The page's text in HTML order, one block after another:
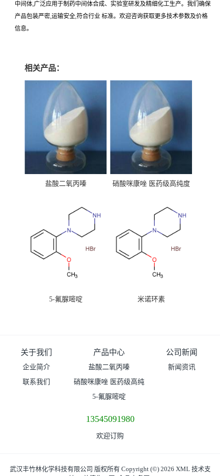
中间体,广泛应用于制药中间体合成、实验室研发及精细化工生产。我们确保
产品包装严密,运输安全,符合行业 标准。欢迎咨询获取更多技术参数及价格
信息。
相关产品：
盐酸二氧丙嗪
硝酸咪康唑 医药级高纯度
5-氟脲嘧啶 米诺环素
关于我们
企业简介
联系我们
产品中心
盐酸二氧丙嗪
硝酸咪康唑 医药级高纯
度99%原粉
5-氟脲嘧啶
公司新闻
新闻资讯
13545091980
欢迎订购
武汉丰竹林化学科技有限公司 版权所有 Copyright (©) 2026 XML技术支